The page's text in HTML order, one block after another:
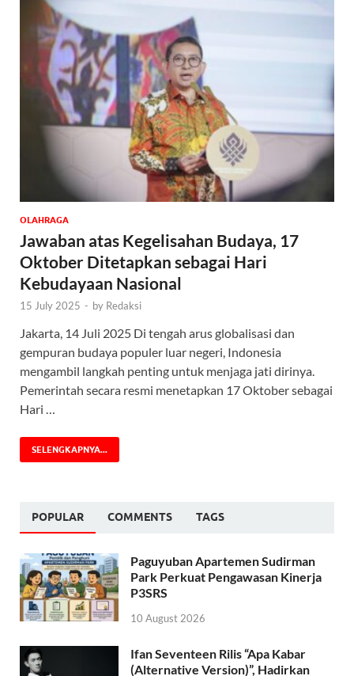
OLAHRAGA
Jawaban atas Kegelisahan Budaya, 17
Oktober Ditetapkan sebagai Hari
Kebudayaan Nasional
15 July 2025 - by Redaksi
Jakarta, 14 Juli 2025 Di tengah arus globalisasi dan
gempuran budaya populer luar negeri, Indonesia
mengambil langkah penting untuk menjaga jati dirinya.
Pemerintah secara resmi menetapkan 17 Oktober sebagai
Hari …
SELENGKAPNYA...
POPULAR COMMENTS TAGS
Paguyuban Apartemen Sudirman
Park Perkuat Pengawasan Kinerja
P3SRS
10 August 2026
Ifan Seventeen Rilis “Apa Kabar
(Alternative Version)”, Hadirkan